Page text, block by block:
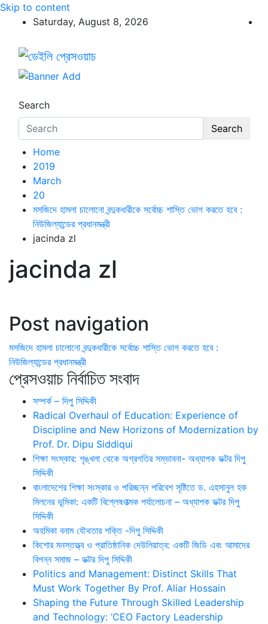
Skip to content
Saturday, August 8, 2026
ডেইলি প্রেসওয়াচ
ডেইলি প্রেসওয়াচ মুক্তিযুদ্ধের চেতনায় উদ্বুদ্ধ মুখপত্র
Search
Search
Home
2019
March
20
মসজিদে হামলা চালোনো বন্দুকধারীকে সর্বোচ্চ শাস্তি ভোগ করতে হবে :
নিউজিল্যান্ডের প্রধানমন্ত্রী
jacinda zl
jacinda zl
Post navigation
মসজিদে হামলা চালোনো বন্দুকধারীকে সর্বোচ্চ শাস্তি ভোগ করতে হবে :
নিউজিল্যান্ডের প্রধানমন্ত্রী
প্রেসওয়াচ নির্বাচিত সংবাদ
সম্পর্ক – দিপু সিদ্দিকী
Radical Overhaul of Education: Experience of
Discipline and New Horizons of Modernization by
Prof. Dr. Dipu Siddiqui
শিক্ষা সংস্কার: শৃঙ্খলা থেকে অগ্রগতির সম্ভাবনা- অধ্যাপক ডক্টর দিপু
সিদ্দিকী
বাংলাদেশের শিক্ষা সংস্কার ও পরিচ্ছন্ন পরিবেশ সৃষ্টিতে ড. এহসানুল হক
মিলনের ভূমিকা: একটি বিশ্লেষণাত্মক পর্যালোচনা – অধ্যাপক ডক্টর দিপু
সিদ্দিকী
অহমিকা বনাম যৌথতার শক্তি -দিপু সিদ্দিকী
কিশোর মনস্তত্ত্ব ও প্রাতিষ্ঠানিক দেউলিয়াত্ব: একটি জিডি এবং আমাদের
বিপন্ন সমাজ – ডক্টর দিপু সিদ্দিকী
Politics and Management: Distinct Skills That
Must Work Together By Prof. Aliar Hossain
Shaping the Future Through Skilled Leadership
and Technology: ‘CEO Factory Leadership